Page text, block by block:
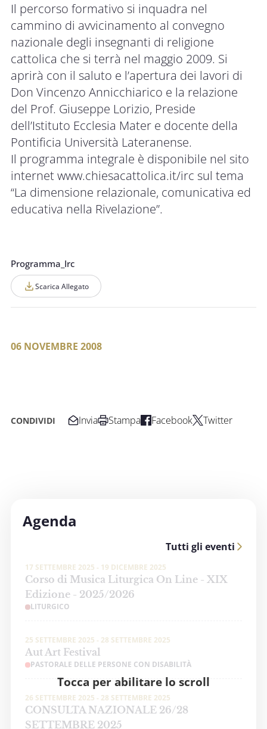
Il percorso formativo si inquadra nel
cammino di avvicinamento al convegno
nazionale degli insegnanti di religione
cattolica che si terrà nel maggio 2009. Si
aprirà con il saluto e l’apertura dei lavori di
Don Vincenzo Annicchiarico e la relazione
del Prof. Giuseppe Lorizio, Preside
dell’Istituto Ecclesia Mater e docente della
Pontificia Università Lateranense.
Il programma integrale è disponibile nel sito
internetwww.chiesacattolica.it/irc sul tema
“La dimensione relazionale, comunicativa ed
educativa nella Rivelazione”.
Programma_Irc
Scarica Allegato
06 NOVEMBRE 2008
CONDIVIDI Invia Stampa Facebook Twitter
Agenda
Tutti gli eventi
Tocca per abilitare lo scroll
17 SETTEMBRE 2025 - 19 DICEMBRE 2025
Corso di Musica Liturgica On Line - XIX
Edizione - 2025/2026
LITURGICO
25 SETTEMBRE 2025 - 28 SETTEMBRE 2025
Aut Art Festival
PASTORALE DELLE PERSONE CON DISABILITÀ
26 SETTEMBRE 2025 - 28 SETTEMBRE 2025
CONSULTA NAZIONALE 26/28
SETTEMBRE 2025